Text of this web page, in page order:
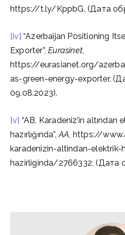
https://t.ly/KppbG, (Дата
[iv] “Azerbaijan Positioning
Exporter”,Eurasinet,
https://eurasianet.org/
as-green-energy-exporter,
09.08.2023).
[v] “AB, Karadeniz’in altından
hazırlığında”,AA, https://
karadenizin-altindan-
hazirliginda/2766332, (Дата